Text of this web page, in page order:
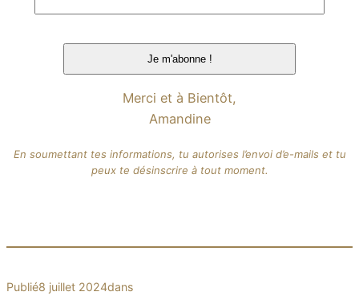
Merci et à Bientôt,
Amandine
En soumettant tes informations, tu autorises l’envoi d’e-mails et tu
peux te désinscrire à tout moment.
Publié8 juillet 2024dans